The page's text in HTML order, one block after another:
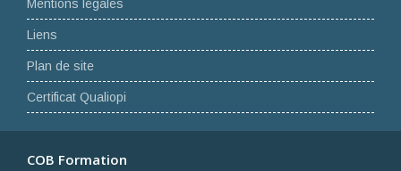
Mentions légales
Liens
Plan de site
Certificat Qualiopi
COB Formation